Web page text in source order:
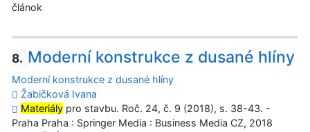
článok
8. Moderní konstrukce z dusané hlíny
Moderní konstrukce z dusané hlíny
Žabičková Ivana
Materiály pro stavbu. Roč. 24, č. 9 (2018), s. 38-43. -
Praha Praha : Springer Media : Business Media CZ, 2018